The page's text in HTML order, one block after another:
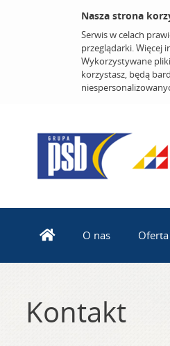
Nasza strona
Serwis w celach
przeglądarki. Więcej
Wykorzystywane
korzystasz, będą
O nas Oferta
Kontakt